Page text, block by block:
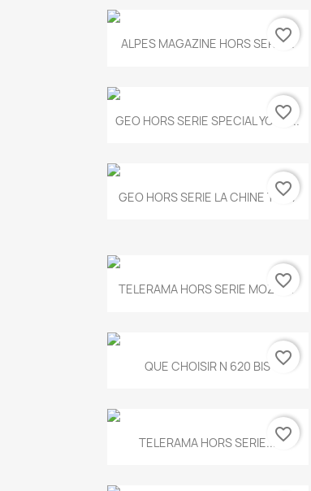
Aperçu rapide
ALPES MAGAZINE HORS SERIE...
favorite_border
Aperçu rapide
GEO HORS SERIE SPECIAL YOGA...
favorite_border
Aperçu rapide
GEO HORS SERIE LA CHINE T.497
favorite_border
Aperçu rapide
TELERAMA HORS SERIE MOZART
favorite_border
Aperçu rapide
QUE CHOISIR N 620 BIS favorite_border
Aperçu rapide
TELERAMA HORS SERIE...favorite_border